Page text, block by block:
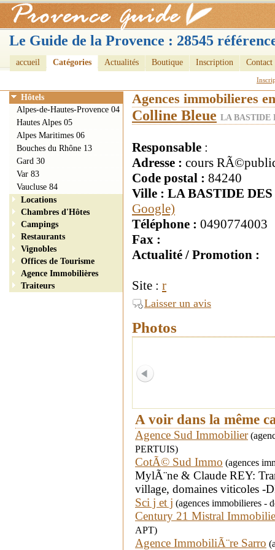
Le Guide de la Provence : 28545
accueil Catégories Actualités Boutique Inscription Contact
Agences immobilieres
Colline Bleue LA BASTIDE
Responsable :
Adresse : cours
Code postal : 84240
Ville : LA BASTIDE
Google)
Téléphone : 0490774003
Fax :
Actualité / Promotion :
Site : r
Laisser un avis
Photos
A voir dans la même
Agence Sud Immobilier
PERTUIS)
CotÃ© Sud Immo (agences
MylÃ¨ne & Claude REY:
village, domaines viticoles
Sci j et j (agences immobilieres -
Century 21 Mistral
APT)
Agence ImmobiliÃ¨re Sarro
Hôtels
Alpes-de-Hautes-Provence 04
Hautes Alpes 05
Alpes Maritimes 06
Bouches du Rhône 13
Gard 30
Var 83
Vaucluse 84
Locations
Chambres d'Hôtes
Campings
Restaurants
Vignobles
Offices de Tourisme
Agence Immobilières
Traiteurs